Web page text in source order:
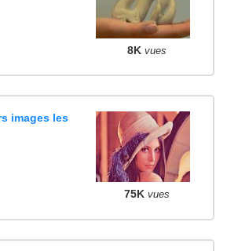
8K vues
images les
75K vues